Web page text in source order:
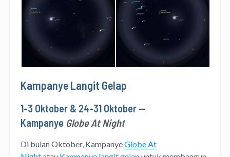
Kampanye Langit Gelap
1-3 Oktober & 24-31 Oktober —
Kampanye Globe At Night
Di bulan Oktober, KampanyeGlobe At